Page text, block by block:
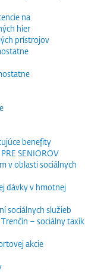
na
hier
prístrojov
benefity
SENIOROV
v oblasti sociálnych
dávky v hmotnej
sociálnych služieb
– sociálny taxík
akcie